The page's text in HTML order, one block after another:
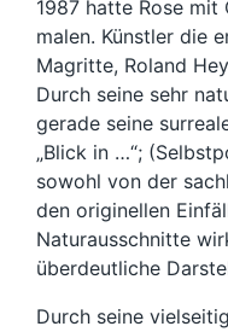
1987 hatte Rose mit
malen. Künstler die
Magritte, Roland
Durch seine sehr
gerade seine
„Blick in …“;
sowohl von der
den originellen
Naturausschnitte
überdeutliche
Durch seine